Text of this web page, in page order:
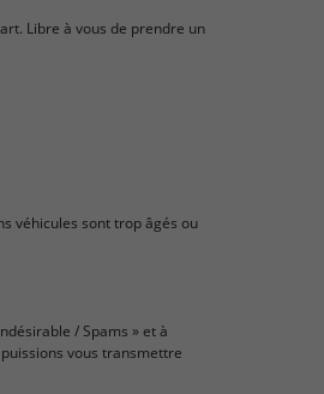
Libre à vous de prendre un
véhicules sont trop âgés ou
/ Spams » et à
vous transmettre